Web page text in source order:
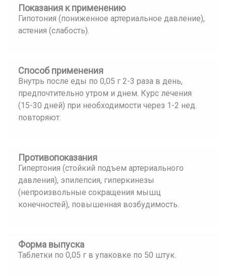
Показания к применению
Гипотония (пониженное артериальное давление),
астения (слабость).
Способ применения
Внутрь после еды по 0,05 г 2-3 раза в день,
предпочтительно утром и днем. Курс лечения
(15-30 дней) при необходимости через 1-2 нед.
повторяют.
Противопоказания
Гипертония (стойкий подъем артериального
давления), эпилепсия, гиперкинезы
(непроизвольные сокращения мышц
конечностей), повышенная возбудимость.
Форма выпуска
Таблетки по 0,05 г в упаковке по 50 штук.